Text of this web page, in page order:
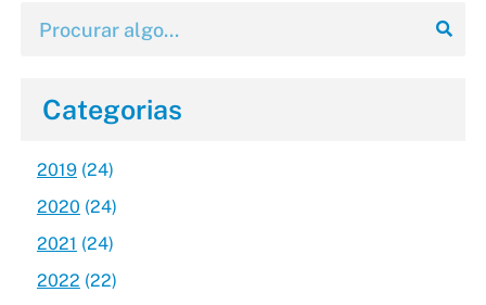
Categorias
2019(24)
2020 (24)
2021 (24)
2022 (22)